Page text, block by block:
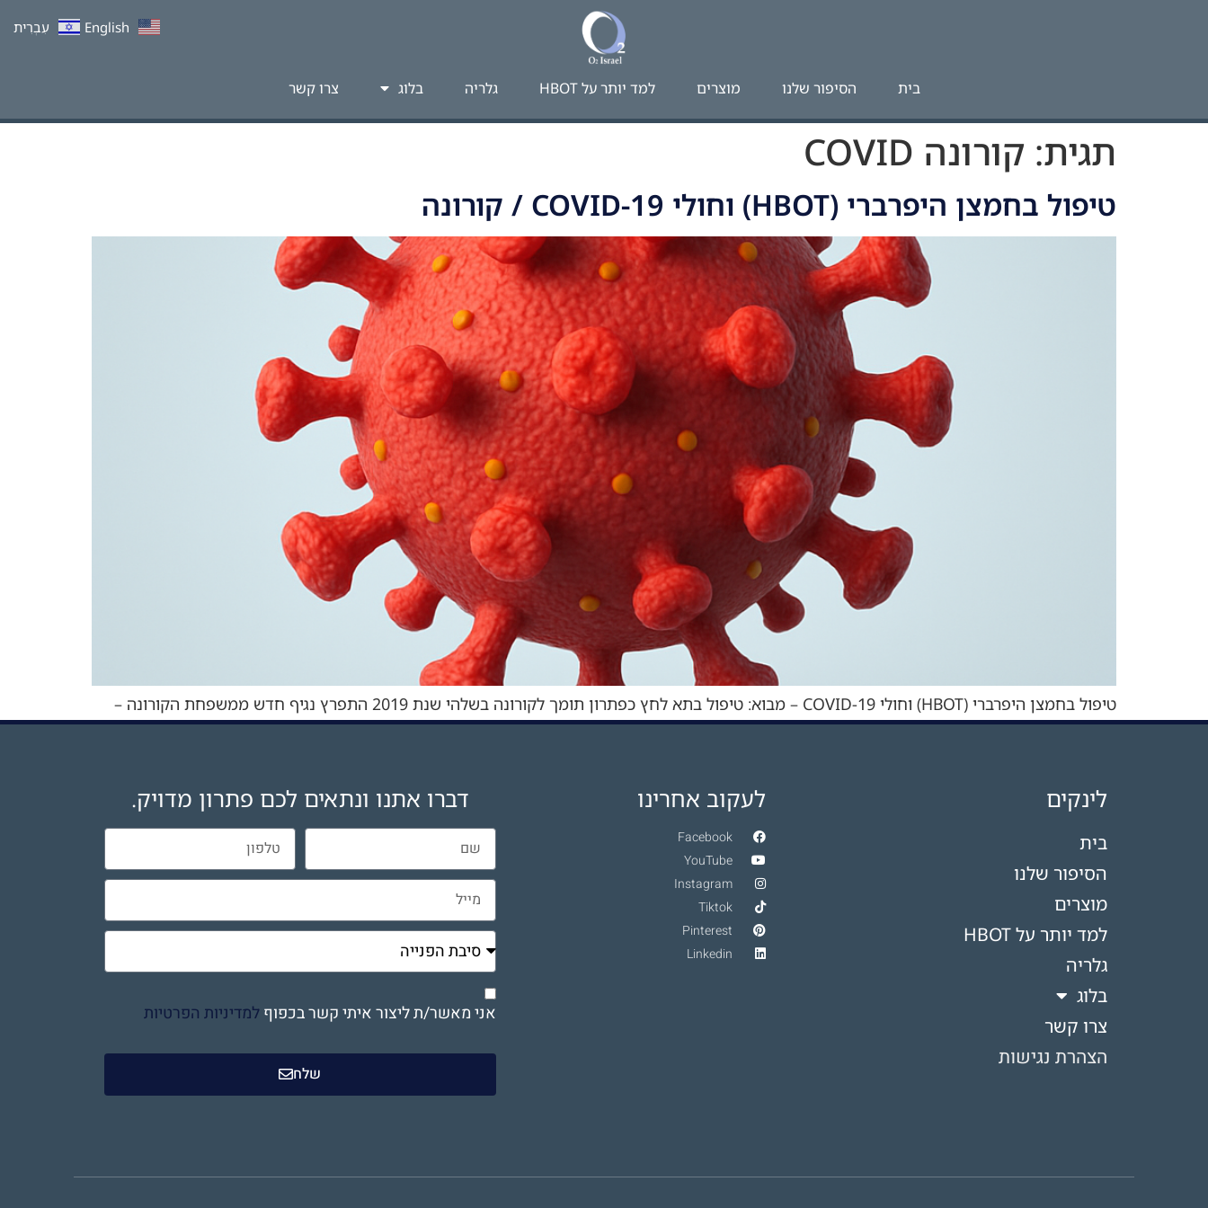
בית הסיפור שלנו מוצרים למד יותר על HBOT​ גלריה בלוג צרו קשר
תגית: קורונה COVID
טיפול בחמצן היפרברי (HBOT) וחולי COVID-19 / קורונה
טיפול בחמצן היפרברי (HBOT) וחולי COVID-19 – מבוא: טיפול בתא לחץ כפתרון תומך לקורונה בשלהי שנת 2019 התפרץ נגיף חדש ממשפחת הקורונה –
SARS-CoV-2 – בעיר ווהאן שבסין. תוך חודשים ספורים התפשט הנגיף במהירות לכל רחבי העולם, והוביל להכרזה של ארגון הבריאות העולמי (WHO) במרץ
לינקים
בית
הסיפור שלנו
מוצרים
למד יותר על HBOT​
גלריה
בלוג
צרו קשר
הצהרת נגישות
לעקוב אחרינו
Facebook
YouTube
Instagram
Tiktok
Pinterest
Linkedin
דברו אתנו ונתאים לכם פתרון מדויק.
אני מאשר/ת ליצור איתי קשר בכפוףלמדיניות הפרטיות
שלח
English עִבְרִית